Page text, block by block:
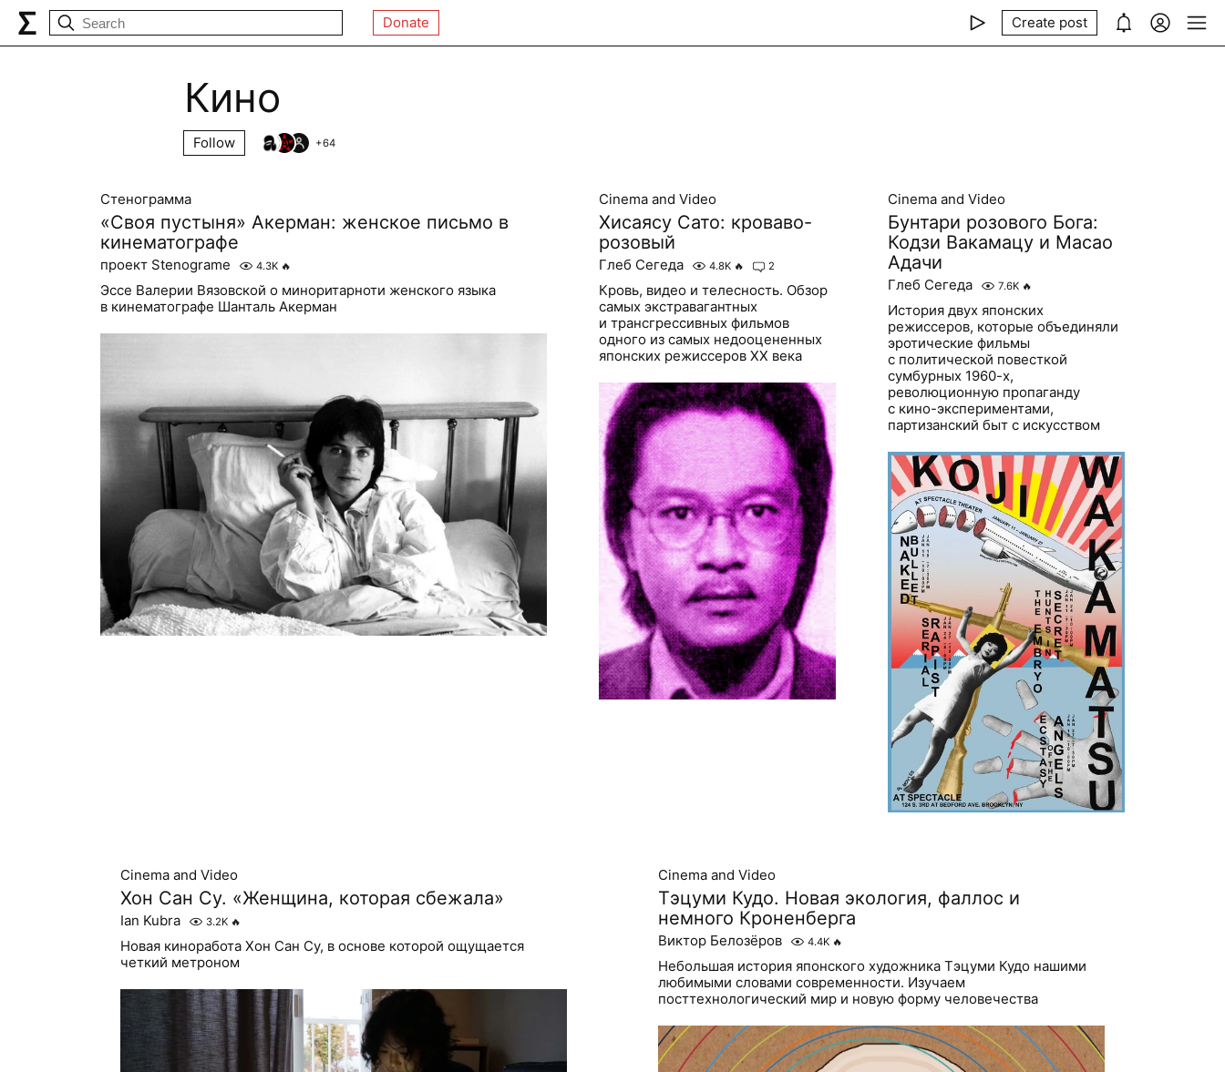
Donate Create post
Кино
Follow +64
Стенограмма
«Своя пустыня» Акерман: женское письмо в
кинематографе
проект Stenograme 4.3K 🔥
Эссе Валерии Вязовской о миноритарноти женского языка
в кинематографе Шанталь Акерман
Cinema and Video
Хисаясу Сато: кроваво-
розовый
Глеб Сегеда 4.8K 🔥 2
Кровь, видео и телесность. Обзор
самых экстравагантных
и трансгрессивных фильмов
одного из самых недооцененных
японских режиссеров XX века
Cinema and Video
Бунтари розового Бога:
Кодзи Вакамацу и Масао
Адачи
Глеб Сегеда 7.6K 🔥
История двух японских
режиссеров, которые объединяли
эротические фильмы
с политической повесткой
сумбурных 1960-х,
революционную пропаганду
с кино-экспериментами,
партизанский быт с искусством
Cinema and Video
Хон Сан Су. «Женщина, которая сбежала»
Ian Kubra 3.2K 🔥
Новая киноработа Хон Сан Су, в основе которой ощущается
четкий метроном
Cinema and Video
Тэцуми Кудо. Новая экология, фаллос и
немного Кроненберга
Виктор Белозёров 4.4K 🔥
Небольшая история японского художника Тэцуми Кудо нашими
любимыми словами современности. Изучаем
посттехнологический мир и новую форму человечества